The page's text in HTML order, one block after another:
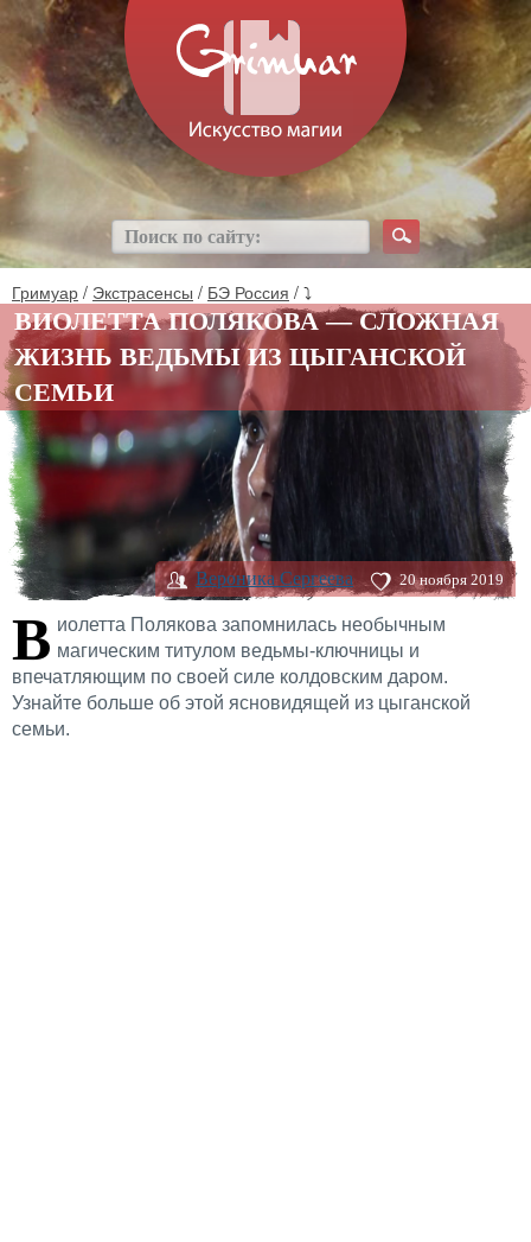
Гримуар / Экстрасенсы / БЭ Россия / ⤵
ВИОЛЕТТА ПОЛЯКОВА — СЛОЖНАЯ
ЖИЗНЬ ВЕДЬМЫ ИЗ ЦЫГАНСКОЙ
СЕМЬИ
Вероника Сергеева 20 ноября 2019
В иолетта Полякова запомнилась необычным
магическим титулом ведьмы-ключницы и
впечатляющим по своей силе колдовским даром.
Узнайте больше об этой ясновидящей из цыганской
семьи.